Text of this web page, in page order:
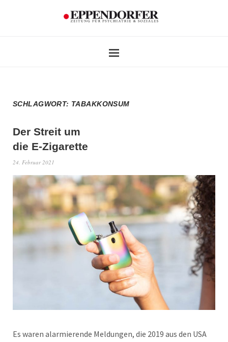
SCHLAGWORT: TABAKKONSUM
Der Streit um
die E-Zigarette
24. Februar 2021
Es waren alarmierende Meldungen, die 2019 aus den USA